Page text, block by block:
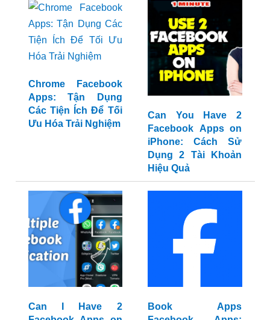
tượng
Ưu Hóa Trải Nghiệm
Can You Have 2
Facebook Apps on
iPhone: Cách Sử
Dụng 2 Tài Khoản